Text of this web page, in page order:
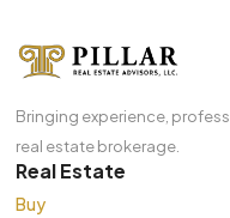
Bringing experience,
real estate brokerage.
Real Estate
Buy